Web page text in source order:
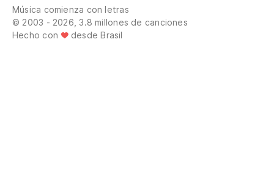
Música comienza con letras
© 2003 - 2026, 3.8 millones de canciones
Hecho con
desde Brasil